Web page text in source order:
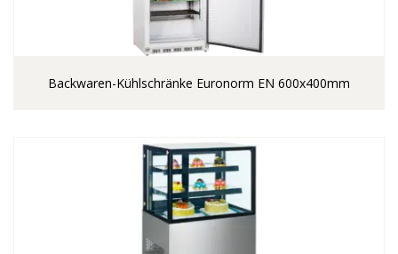
Backwaren-Kühlschränke Euronorm EN 600x400mm